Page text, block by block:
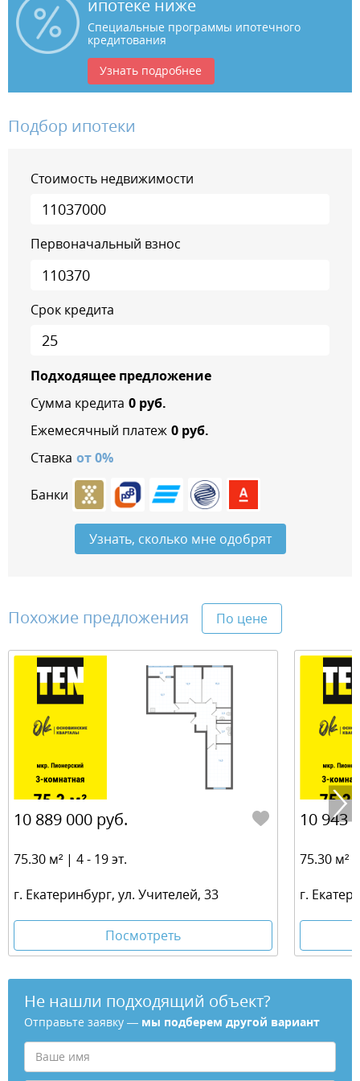
ипотеке ниже
Специальные программы ипотечного
кредитования
Узнать подробнее
Подбор ипотеки
Стоимость недвижимости
Первоначальный взнос
Срок кредита
Подходящее предложение
Сумма кредита 0руб.
Ежемесячный платеж 0руб.
Ставка от0%
Банки
Узнать, сколько мне одобрят
Похожие предложения По цене
10 889 000 руб.
75.30 м² | 4 - 19 эт.
г. Екатеринбург, ул. Учителей, 33
Посмотреть
10 943
75.30 м²
г.
Не нашли подходящий объект?
Отправьте заявку — мы подберем другой вариант